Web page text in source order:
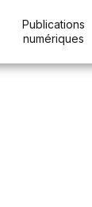
Publications
numériques